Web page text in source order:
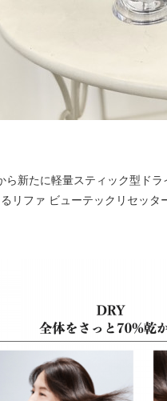
ら新たに軽量スティック型ド
リファ ビューテックリセッタ